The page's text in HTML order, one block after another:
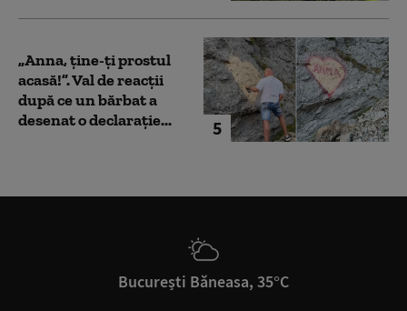
5
„Anna, ţine-ţi prostul
acasă!”. Val de reacții
după ce un bărbat a
desenat o declarație...
București Băneasa, 35°C